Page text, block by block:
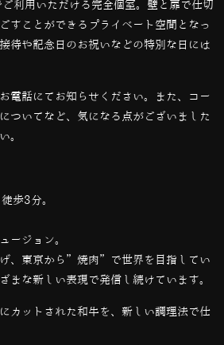
利用いただける完全個室。壁と扉で仕切
すことができるプライベート空間となっ
待や記念日のお祝いなどの特別な日には
電話にてお知らせください。また、コー
ついてなど、気になる点がございました
。
歩3分。
ージョン。
、東京から”焼肉”で世界を目指してい
まな新しい表現で発信し続けています。
ットされた和牛を、新しい調理法で仕